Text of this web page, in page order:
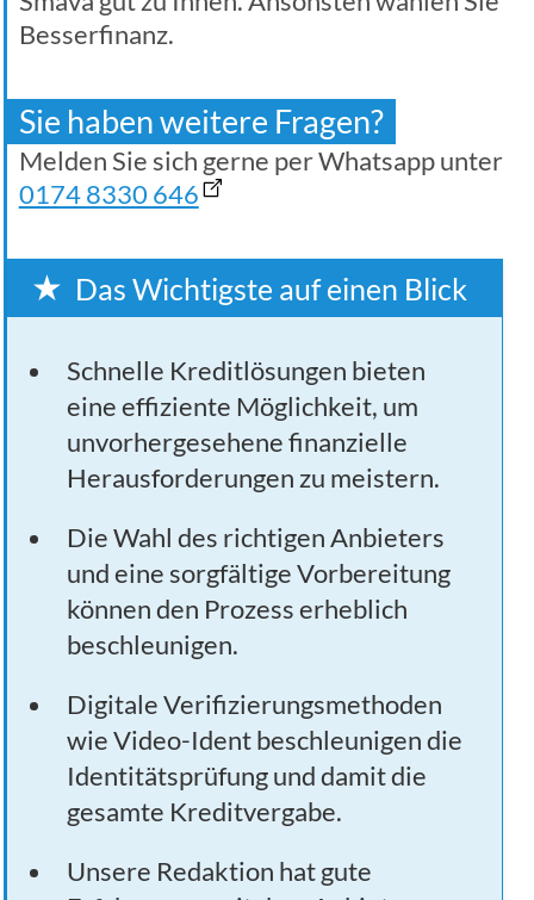
Besserfinanz.
Sie haben weitere Fragen?
Melden Sie sich gerne per Whatsapp unter
0174 8330 646
Das Wichtigste auf einen Blick
Schnelle Kreditlösungen bieten
eine effiziente Möglichkeit, um
unvorhergesehene finanzielle
Herausforderungen zu meistern.
Die Wahl des richtigen Anbieters
und eine sorgfältige Vorbereitung
können den Prozess erheblich
beschleunigen.
Digitale Verifizierungsmethoden
wie Video-Ident beschleunigen die
Identitätsprüfung und damit die
gesamte Kreditvergabe.
Unsere Redaktion hat gute